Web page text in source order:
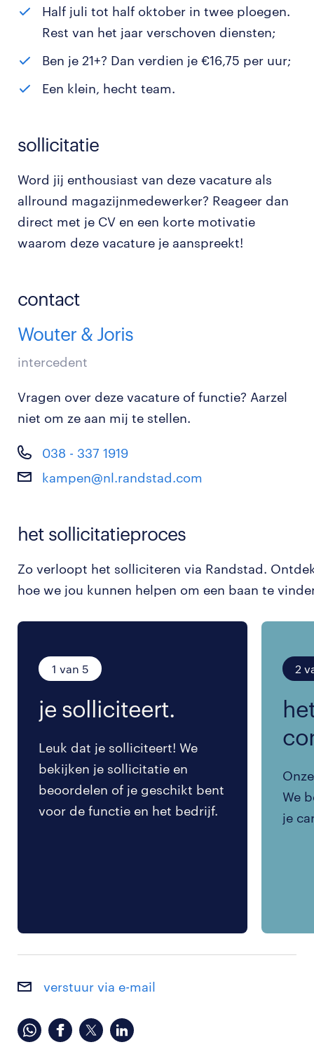
Half juli tot half oktober in twee ploegen.
Rest van het jaar verschoven diensten;
Ben je 21+? Dan verdien je €16,75 per uur;
Een klein, hecht team.
sollicitatie
Word jij enthousiast van deze vacature als
allround magazijnmedewerker? Reageer dan
direct met je CV en een korte motivatie
waarom deze vacature je aanspreekt!
contact
Wouter & Joris
intercedent
Vragen over deze vacature of functie? Aarzel
niet om ze aan mij te stellen.
038 - 337 1919
kampen@nl.randstad.com
het sollicitatieproces
Zo verloopt het solliciteren via Randstad.
hoe we jou kunnen helpen om een baan te
1 van 5
je solliciteert.
Leuk dat je solliciteert! We
bekijken je sollicitatie en
beoordelen of je geschikt bent
voor de functie en het bedrijf.
2
We
je
verstuur via e-mail